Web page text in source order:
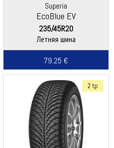
Superia
EcoBlue EV
235/45R20
Летняя шина
79.25 €
2 tp